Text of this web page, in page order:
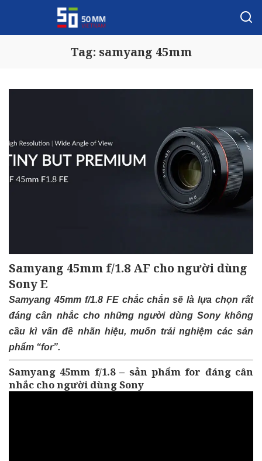
Tag: samyang 45mm
Samyang 45mm f/1.8 AF cho người dùng
Sony E
Samyang 45mm f/1.8 FE chắc chắn sẽ là lựa chọn rất
đáng cân nhắc cho những người dùng Sony không
cầu kì vấn đề nhãn hiệu, muốn trải nghiệm các sản
phẩm “for”.
Samyang 45mm f/1.8 – sản phẩm for đáng cân
nhắc cho người dùng Sony